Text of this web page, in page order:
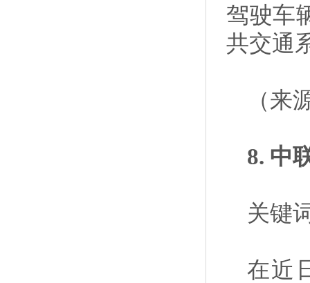
驾驶车
共交通
（来
8. 中
关键
在近